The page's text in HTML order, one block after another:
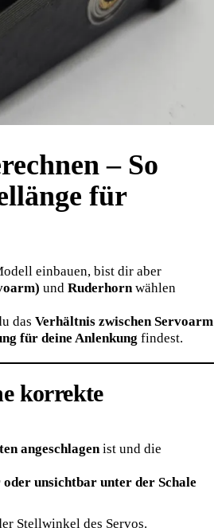
– So
für
einbauen, bist dir aber
und Ruderhornwählen
das Verhältnis zwischen Servoarm
für deine Anlenkung findest.
korrekte
angeschlagenist und die
unsichtbar unter der Schale
Stellwinkel des Servos.